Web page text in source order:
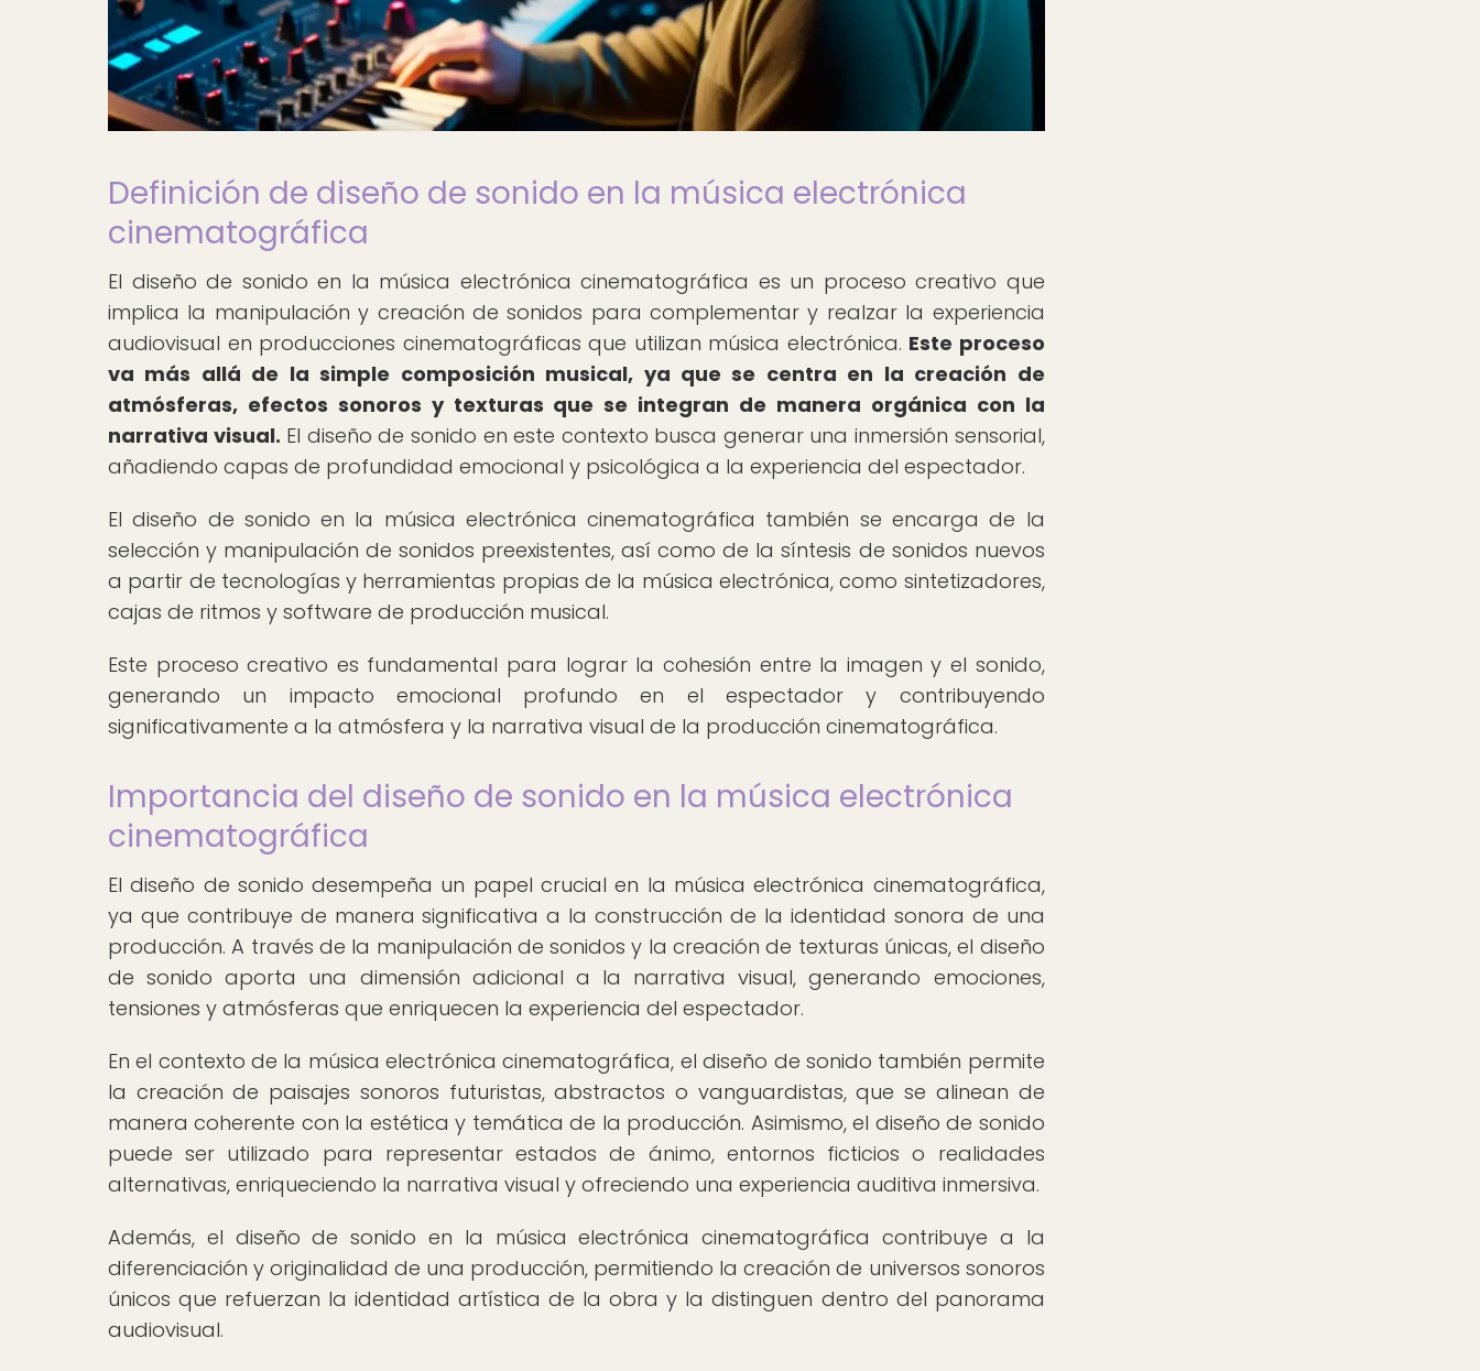
Definición de diseño de sonido en la música electrónica
cinematográfica
El diseño de sonido en la música electrónica cinematográfica es un proceso creativo que
implica la manipulación y creación de sonidos para complementar y realzar la experiencia
audiovisual en producciones cinematográficas que utilizan música electrónica. Este proceso
va más allá de la simple composición musical, ya que se centra en la creación de
atmósferas, efectos sonoros y texturas que se integran de manera orgánica con la
narrativa visual. El diseño de sonido en este contexto busca generar una inmersión sensorial,
añadiendo capas de profundidad emocional y psicológica a la experiencia del espectador.
El diseño de sonido en la música electrónica cinematográfica también se encarga de la
selección y manipulación de sonidos preexistentes, así como de la síntesis de sonidos nuevos
a partir de tecnologías y herramientas propias de la música electrónica, como sintetizadores,
cajas de ritmos y software de producción musical.
Este proceso creativo es fundamental para lograr la cohesión entre la imagen y el sonido,
generando un impacto emocional profundo en el espectador y contribuyendo
significativamente a la atmósfera y la narrativa visual de la producción cinematográfica.
Importancia del diseño de sonido en la música electrónica
cinematográfica
El diseño de sonido desempeña un papel crucial en la música electrónica cinematográfica,
ya que contribuye de manera significativa a la construcción de la identidad sonora de una
producción. A través de la manipulación de sonidos y la creación de texturas únicas, el diseño
de sonido aporta una dimensión adicional a la narrativa visual, generando emociones,
tensiones y atmósferas que enriquecen la experiencia del espectador.
En el contexto de la música electrónica cinematográfica, el diseño de sonido también permite
la creación de paisajes sonoros futuristas, abstractos o vanguardistas, que se alinean de
manera coherente con la estética y temática de la producción. Asimismo, el diseño de sonido
puede ser utilizado para representar estados de ánimo, entornos ficticios o realidades
alternativas, enriqueciendo la narrativa visual y ofreciendo una experiencia auditiva inmersiva.
Además, el diseño de sonido en la música electrónica cinematográfica contribuye a la
diferenciación y originalidad de una producción, permitiendo la creación de universos sonoros
únicos que refuerzan la identidad artística de la obra y la distinguen dentro del panorama
audiovisual.